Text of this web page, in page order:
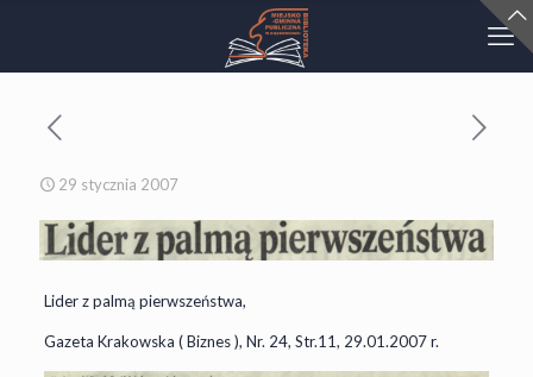
29 stycznia 2007
Lider z palmą pierwszeństwa,
Gazeta Krakowska ( Biznes ), Nr. 24, Str.11, 29.01.2007 r.